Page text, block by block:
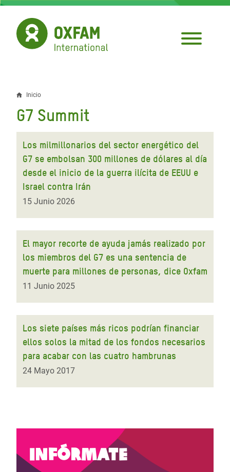
Pasar
contenido
principal
Sobrescribir
enlaces
de
ayuda
la
Inicio
G7 Summit
Los milmillonarios del sector energético del
G7 se embolsan 300 millones de dólares al día
desde el inicio de la guerra ilícita de EEUU e
Israel contra Irán
15 Junio 2026
El mayor recorte de ayuda jamás realizado por
los miembros del G7 es una sentencia de
muerte para millones de personas, dice Oxfam
11 Junio 2025
Los siete países más ricos podrían financiar
ellos solos la mitad de los fondos necesarios
para acabar con las cuatro hambrunas
24 Mayo 2017
Infórmate